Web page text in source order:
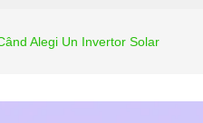
Alegi Un Invertor Solar